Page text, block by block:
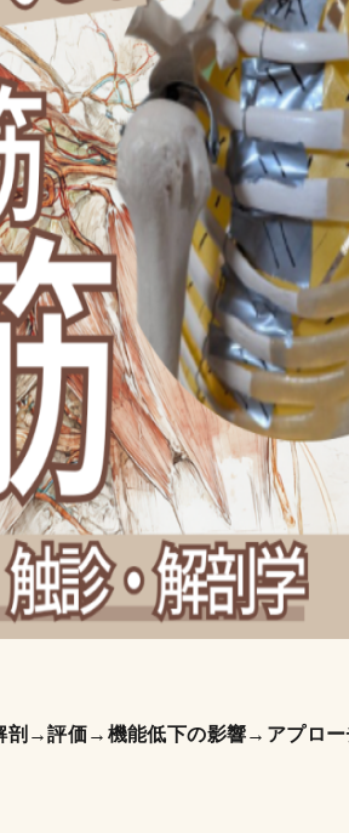
剖→評価→機能低下の影響→アプロー